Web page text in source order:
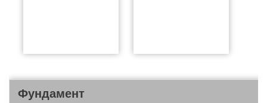
Фундамент